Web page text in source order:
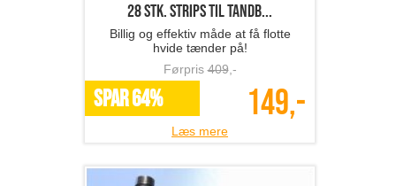
28 stk. Strips til tandb...
Billig og effektiv måde at få flotte
hvide tænder på!
Førpris409,-
SPAR 64% 149,-
Læs mere